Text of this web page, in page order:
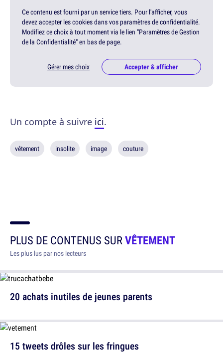
Ce contenu est fourni par un service tiers. Pour l'afficher, vous
devez accepter les cookies dans vos paramètres de confidentialité.
Modifiez ce choix à tout moment via le lien "Paramètres de Gestion
de la Confidentialité" en bas de page.
Gérer mes choix Accepter & afficher
Un compte à suivre ici.
vêtement insolite image couture
PLUS DE CONTENUS SURVÊTEMENT
Les plus lus par nos lecteurs
20 achats inutiles de jeunes parents
15 tweets drôles sur les fringues